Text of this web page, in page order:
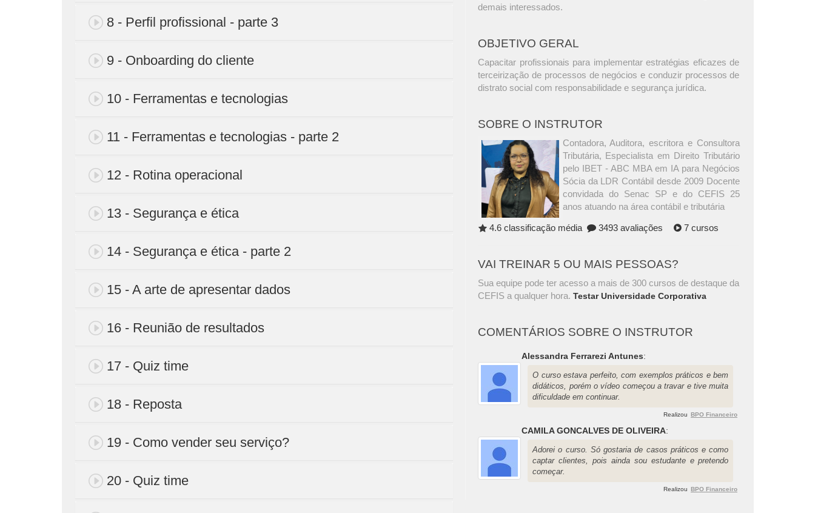
8 - Perfil profissional - parte 3
9 - Onboarding do cliente
10 - Ferramentas e tecnologias
11 - Ferramentas e tecnologias - parte 2
12 - Rotina operacional
13 - Segurança e ética
14 - Segurança e ética - parte 2
15 - A arte de apresentar dados
16 - Reunião de resultados
17 - Quiz time
18 - Reposta
19 - Como vender seu serviço?
20 - Quiz time
demais interessados.
OBJETIVO GERAL
Capacitar profissionais para implementar estratégias eficazes de
terceirização de processos de negócios e conduzir processos de
distrato social com responsabilidade e segurança jurídica.
SOBRE O INSTRUTOR
Contadora, Auditora, escritora e Consultora
Tributária, Especialista em Direito Tributário
pelo IBET - ABC MBA em IA para Negócios
Sócia da LDR Contábil desde 2009 Docente
convidada do Senac SP e do CEFIS 25
anos atuando na área contábil e tributária
4.6 classificação média 3493 avaliações 7 cursos
VAI TREINAR 5 OU MAIS PESSOAS?
Sua equipe pode ter acesso a mais de 300 cursos de destaque da
CEFIS a qualquer hora.Testar Universidade Corporativa
COMENTÁRIOS SOBRE O INSTRUTOR
Alessandra Ferrarezi Antunes:
O curso estava perfeito, com exemplos práticos e bem
didáticos, porém o vídeo começou a travar e tive muita
dificuldade em continuar.
Realizou BPO Financeiro
CAMILA GONCALVES DE OLIVEIRA:
Adorei o curso. Só gostaria de casos práticos e como
captar clientes, pois ainda sou estudante e pretendo
começar.
Realizou BPO Financeiro